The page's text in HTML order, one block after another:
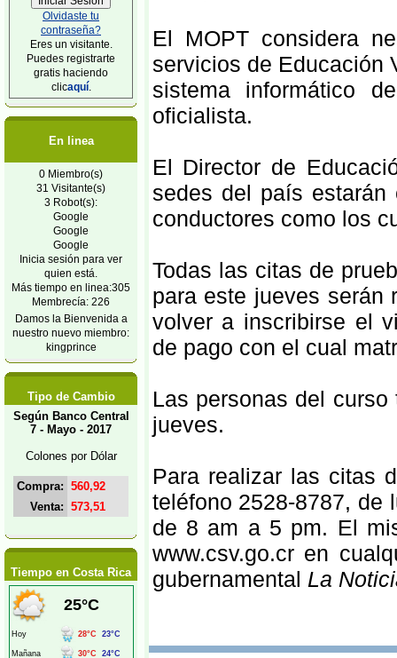
Olvidaste tu
contraseña?
Eres un visitante.
Puedes registrarte
gratis haciendo
clicaquí.
En linea
0 Miembro(s)
31 Visitante(s)
3 Robot(s):
Google
Google
Google
Inicia sesión para ver
quien está.
Más tiempo en linea:305
Membrecía: 226
Damos la Bienvenida a
nuestro nuevo miembro:
kingprince
Tipo de Cambio
Según Banco Central
7 - Mayo - 2017
Colones por Dólar
Compra: 560,92
Venta: 573,51
Tiempo en Costa Rica
El MOPT considera
servicios de Educación
sistema informático
oficialista.
El Director de
sedes del país estarán
conductores como los
Todas las citas de
para este jueves serán
volver a inscribirse el
de pago con el cual
Las personas del
jueves.
Para realizar las citas
teléfono 2528-8787, de
de 8 am a 5 pm. El
www.csv.go.cr en
gubernamental La